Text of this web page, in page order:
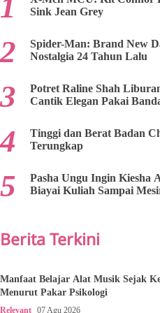
Sink Jean Grey
Spider-Man: Brand New
Nostalgia 24 Tahun Lalu
Potret Raline Shah
Cantik Elegan Pakai
Tinggi dan Berat Badan
Terungkap
Pasha Ungu Ingin Kiesha
Biayai Kuliah Sampai
Berita Terkini
Manfaat Belajar Alat Musik Sejak
Menurut Pakar Psikologi
Relevant 07 Agu 2026